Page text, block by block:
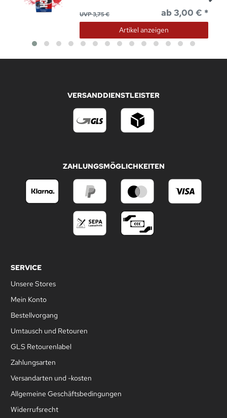
UVP 3,75 € ab 3,00 € *
Artikel anzeigen
VERSANDDIENSTLEISTER
ZAHLUNGSMÖGLICHKEITEN
SERVICE
Unsere Stores
Mein Konto
Bestellvorgang
Umtausch und Retouren
GLS Retourenlabel
Zahlungsarten
Versandarten und -kosten
Allgemeine Geschäftsbedingungen
Widerrufsrecht